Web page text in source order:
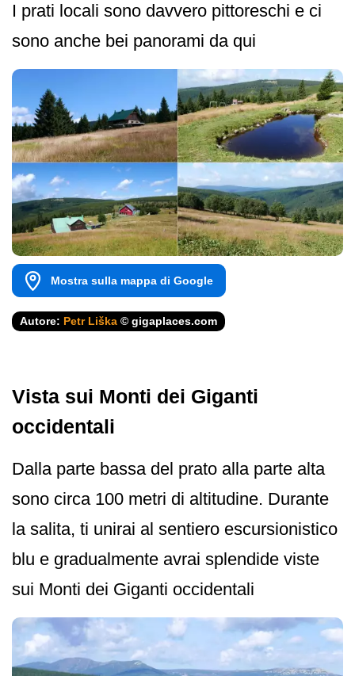
I prati locali sono davvero pittoreschi e ci
sono anche bei panorami da qui
Mostra sulla mappa di Google
Autore: Petr Liška © gigaplaces.com
Vista sui Monti dei Giganti
occidentali
Dalla parte bassa del prato alla parte alta
sono circa 100 metri di altitudine. Durante
la salita, ti unirai al sentiero escursionistico
blu e gradualmente avrai splendide viste
sui Monti dei Giganti occidentali